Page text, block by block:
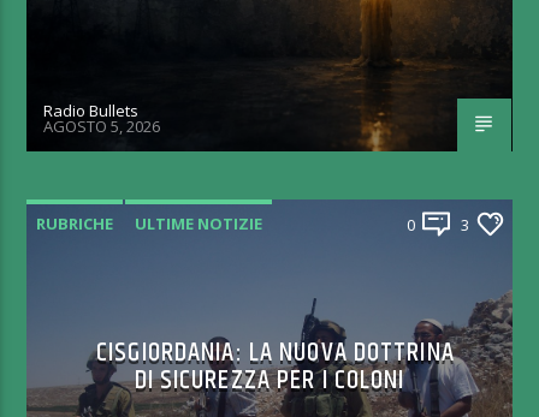
Radio Bullets
AGOSTO 5, 2026
RUBRICHE ULTIME NOTIZIE 0 3
CISGIORDANIA: LA NUOVA DOTTRINA
DI SICUREZZA PER I COLONI